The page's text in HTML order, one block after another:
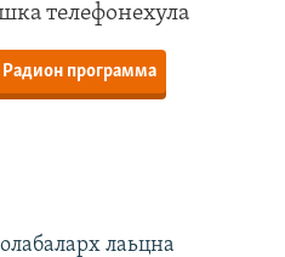
телефонехула
программа
лаьцна